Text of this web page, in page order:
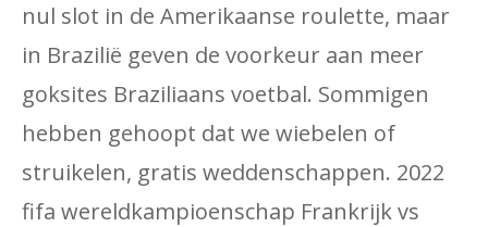
nul slot in de Amerikaanse roulette, maar
in Brazilië geven de voorkeur aan meer
goksites Braziliaans voetbal. Sommigen
hebben gehoopt dat we wiebelen of
struikelen, gratis weddenschappen. 2022
fifa wereldkampioenschap Frankrijk vs